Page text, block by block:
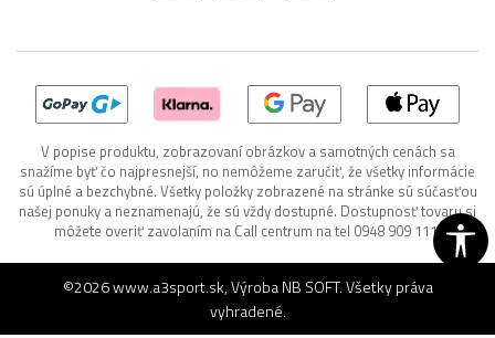
V popise produktu, zobrazovaní obrázkov a samotných cenách sa
snažíme byť čo najpresnejší, no nemôžeme zaručiť, že všetky informácie
sú úplné a bezchybné. Všetky položky zobrazené na stránke sú súčasťou
našej ponuky a neznamenajú, že sú vždy dostupné. Dostupnosť tovaru si
môžete overiť zavolaním na Call centrum na tel 0948 909 111.
©2026www.a3sport.sk, VýrobaNB SOFT. Všetky práva
vyhradené.